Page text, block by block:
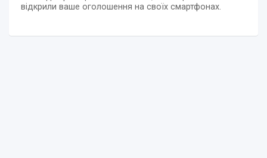
відкрили ваше оголошення на своїх смартфонах.